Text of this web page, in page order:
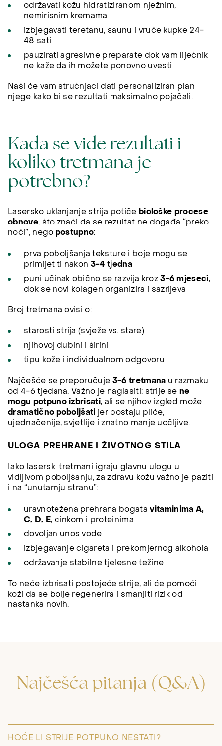
održavati kožu hidratiziranom nježnim,
nemirisnim kremama
izbjegavati teretanu, saunu i vruće kupke 24-
48 sati
pauzirati agresivne preparate dok vam liječnik
ne kaže da ih možete ponovno uvesti
Naši će vam stručnjaci dati personaliziran plan
njege kako bi se rezultati maksimalno pojačali.
Kada se vide rezultati i
koliko tretmana je
potrebno?
Lasersko uklanjanje strija potiče biološke procese
obnove, što znači da se rezultat ne događa “preko
noći”, nego postupno:
prva poboljšanja teksture i boje mogu se
primijetiti nakon 3-4 tjedna
puni učinak obično se razvija kroz3-6 mjeseci,
dok se novi kolagen organizira i sazrijeva
Broj tretmana ovisi o:
starosti strija (svježe vs. stare)
njihovoj dubini i širini
tipu kože i individualnom odgovoru
Najčešće se preporučuje 3-6 tretmana u razmaku
od 4-6 tjedana. Važno je naglasiti: strije se ne
mogu potpuno izbrisati, ali se njihov izgled može
dramatično poboljšati jer postaju pliće,
ujednačenije, svjetlije i znatno manje uočljive.
ULOGA PREHRANE I ŽIVOTNOG STILA
Iako laserski tretmani igraju glavnu ulogu u
vidljivom poboljšanju, za zdravu kožu važno je paziti
i na “unutarnju stranu”:
uravnotežena prehrana bogatavitaminima A,
C, D, E, cinkom i proteinima
dovoljan unos vode
izbjegavanje cigareta i prekomjernog alkohola
održavanje stabilne tjelesne težine
To neće izbrisati postojeće strije, ali će pomoći
koži da se bolje regenerira i smanjiti rizik od
nastanka novih.
Najčešća pitanja (Q&A)
HOĆE LI STRIJE POTPUNO NESTATI?